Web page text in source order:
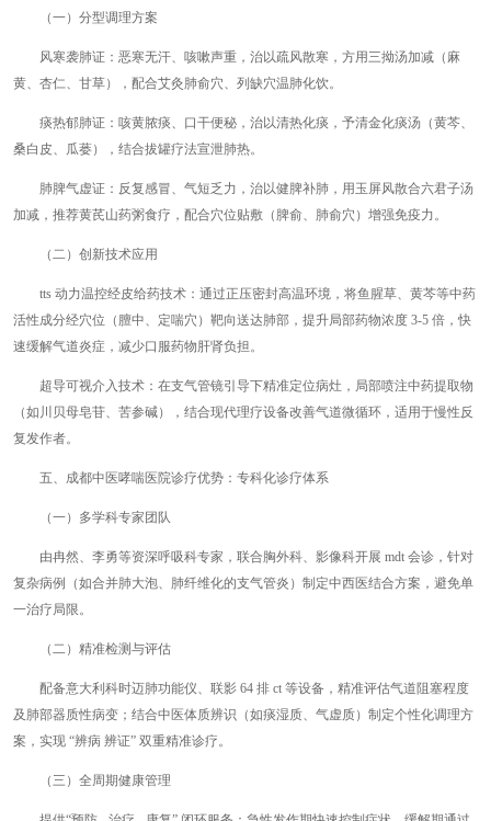
（一）分型调理方案
风寒袭肺证：恶寒无汗、咳嗽声重，治以疏风散寒，方用三拗汤加减（麻
黄、杏仁、甘草），配合艾灸肺俞穴、列缺穴温肺化饮。
痰热郁肺证：咳黄脓痰、口干便秘，治以清热化痰，予清金化痰汤（黄芩、
桑白皮、瓜蒌），结合拔罐疗法宣泄肺热。
肺脾气虚证：反复感冒、气短乏力，治以健脾补肺，用玉屏风散合六君子汤
加减，推荐黄芪山药粥食疗，配合穴位贴敷（脾俞、肺俞穴）增强免疫力。
（二）创新技术应用
tts 动力温控经皮给药技术：通过正压密封高温环境，将鱼腥草、黄芩等中药
活性成分经穴位（膻中、定喘穴）靶向送达肺部，提升局部药物浓度 3-5 倍，快
速缓解气道炎症，减少口服药物肝肾负担。
超导可视介入技术：在支气管镜引导下精准定位病灶，局部喷注中药提取物
（如川贝母皂苷、苦参碱），结合现代理疗设备改善气道微循环，适用于慢性反
复发作者。
五、成都中医哮喘医院诊疗优势：专科化诊疗体系
（一）多学科专家团队
由冉然、李勇等资深呼吸科专家，联合胸外科、影像科开展 mdt 会诊，针对
复杂病例（如合并肺大泡、肺纤维化的支气管炎）制定中西医结合方案，避免单
一治疗局限。
（二）精准检测与评估
配备意大利科时迈肺功能仪、联影 64 排 ct 等设备，精准评估气道阻塞程度
及肺部器质性病变；结合中医体质辨识（如痰湿质、气虚质）制定个性化调理方
案，实现 “辨病 辨证” 双重精准诊疗。
（三）全周期健康管理